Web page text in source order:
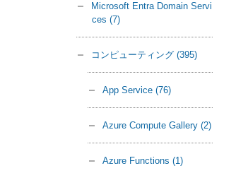
Microsoft Entra Domain Servi
ces (7)
コンピューティング (395)
App Service (76)
Azure Compute Gallery (2)
Azure Functions (1)